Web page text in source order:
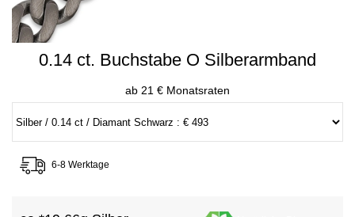
0.14 ct. Buchstabe O Silberarmband
ab 21 € Monatsraten
6-8 Werktage